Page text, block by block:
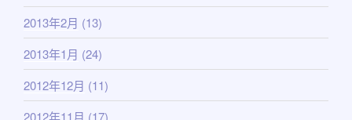
2013年2月 (13)
2013年1月 (24)
2012年12月 (11)
2012年11月 (17)